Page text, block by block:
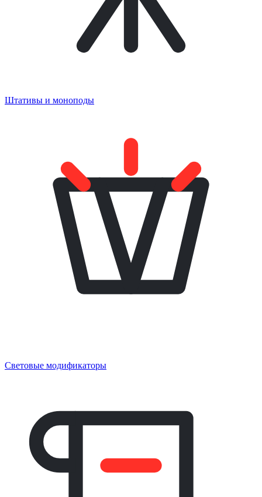
Штативы и моноподы
Световые модификаторы